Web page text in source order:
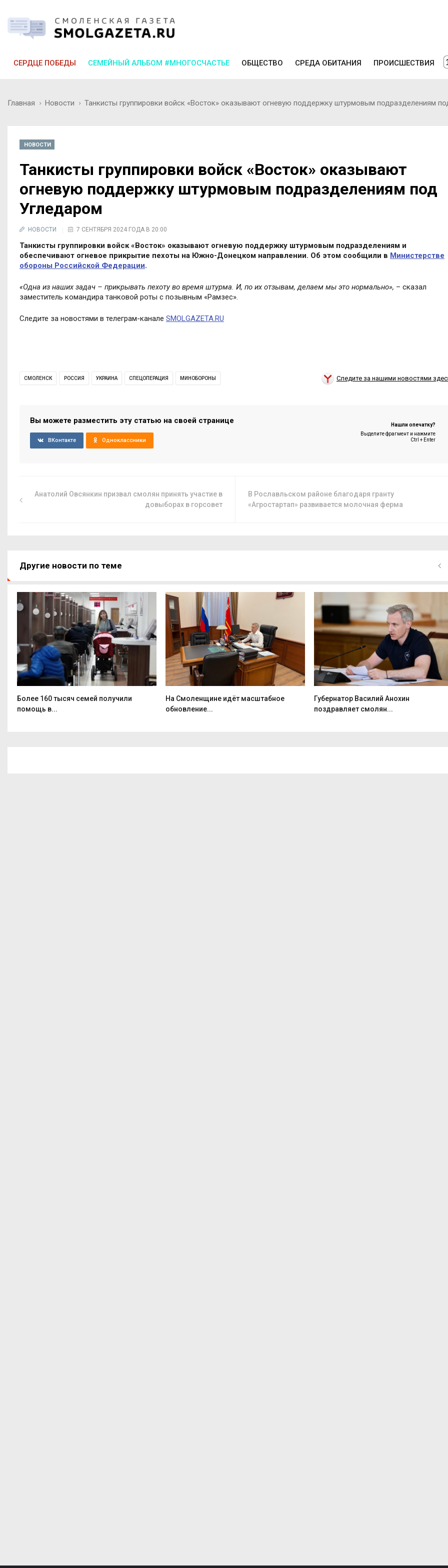
СЕРДЦЕ ПОБЕДЫ СЕМЕЙНЫЙ АЛЬБОМ #МНОГОСЧАСТЬЕ ОБЩЕСТВО СРЕДА ОБИТАНИЯ ПРОИСШЕСТВИЯ
Главная Новости Танкисты группировки войск «Восток» оказывают огневую поддержку штурмовым подразделениям
НОВОСТИ
Танкисты группировки войск «Восток» оказывают
огневую поддержку штурмовым подразделениям под
Угледаром
НОВОСТИ 7 СЕНТЯБРЯ 2024 ГОДА В 20:00
Танкисты группировки войск «Восток» оказывают огневую поддержку штурмовым подразделениям и
обеспечивают огневое прикрытие пехоты на Южно-Донецком направлении. Об этом сообщили в Министерстве
обороны Российской Федерации.
«Одна из наших задач – прикрывать пехоту во время штурма. И, по их отзывам, делаем мы это нормально», – сказал
заместитель командира танковой роты с позывным «Рамзес».
Следите за новостями в телеграм-канале SMOLGAZETA.RU
СМОЛЕНСК РОССИЯ УКРАИНА СПЕЦОПЕРАЦИЯ МИНОБОРОНЫ Следите за нашими новостями
Вы можете разместить эту статью на своей странице
ВКонтакте Одноклассники
Нашли опечатку?
Выделите фрагмент и нажмите
Ctrl + Enter
Анатолий Овсянкин призвал смолян принять участие в
довыборах в горсовет
В Рославльском районе благодаря гранту
«Агростартап» развивается молочная ферма
Другие новости по теме
Более 160 тысяч семей получили
помощь в...
На Смоленщине идёт масштабное
обновление...
Губернатор Василий Анохин
поздравляет смолян...